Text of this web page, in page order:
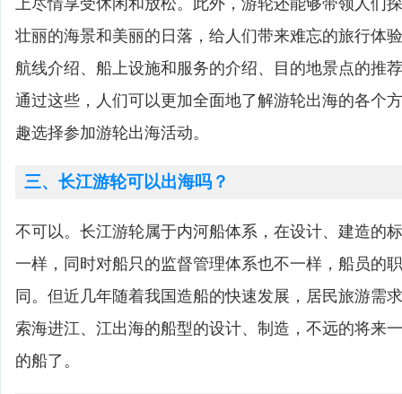
上尽情享受休闲和放松。此外，游轮还能够带领人们
壮丽的海景和美丽的日落，给人们带来难忘的旅行体
航线介绍、船上设施和服务的介绍、目的地景点的推
通过这些，人们可以更加全面地了解游轮出海的各个
趣选择参加游轮出海活动。
三、长江游轮可以出海吗？
不可以。长江游轮属于内河船体系，在设计、建造的
一样，同时对船只的监督管理体系也不一样，船员的
同。但近几年随着我国造船的快速发展，居民旅游需
索海进江、江出海的船型的设计、制造，不远的将来
的船了。